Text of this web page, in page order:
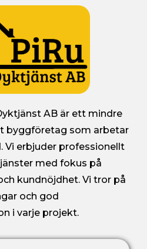
AB är ett mindre
byggföretag som arbetar
Vi erbjuder professionellt
med fokus på
kundnöjdhet. Vi tror på
och god
i varje projekt.